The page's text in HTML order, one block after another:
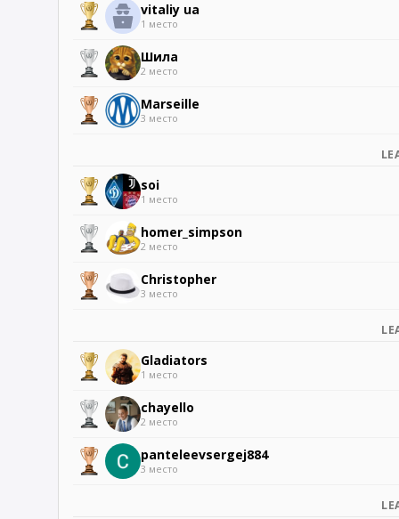
vitaliy ua
1 место
Шила
2 место
Marseille
3 место
soi
1 место
homer_simpson
2 место
Christopher
3 место
Gladiators
1 место
chayello
2 место
panteleevsergej884
3 место